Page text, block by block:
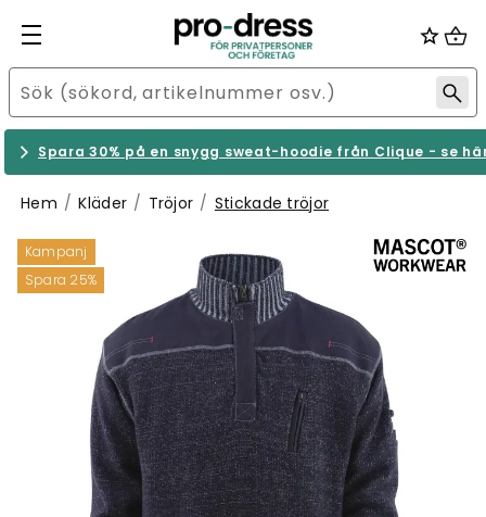
Spara 30% på en snygg sweat-hoodie från Clique - se
Hem Kläder Tröjor Stickade tröjor
Kampanj
Spara 25%